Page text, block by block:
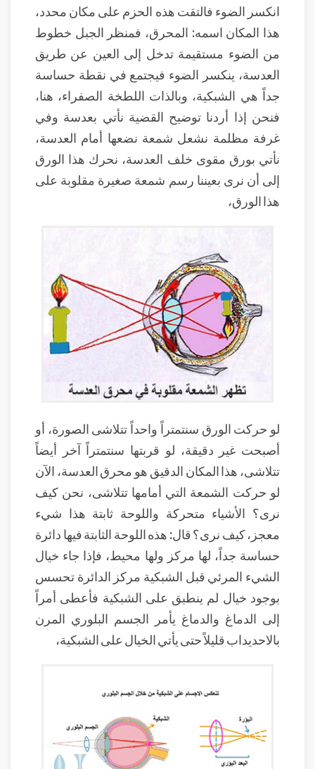
انكسر الضوء فالتقت هذه الحزم على مكان محدد،
هذا المكان اسمه: المحرق، فمنظر الجبل خطوط
من الضوء مستقيمة تدخل إلى العين عن طريق
العدسة، ينكسر الضوء فيجتمع في نقطة حساسة
جداً هي الشبكية، وبالذات اللطخة الصفراء، هنا،
فنحن إذا أردنا توضيح القضية نأتي بعدسة وفي
غرفة مظلمة نشعل شمعة نضعها أمام العدسة،
نأتي بورق مقوى خلف العدسة، نحرك هذا الورق
إلى أن نرى بعيننا رسم شمعة صغيرة مقلوبة على
هذا الورق،
لو حركت الورق سنتمتراً واحداً تتلاشى الصورة، أو
أصبحت غير دقيقة، لو قربتها سنتمتراً آخر أيضاً
تتلاشى، هذا المكان الدقيق هو محرق العدسة، الآن
لو حركت الشمعة التي أمامها تتلاشى، نحن كيف
نرى؟ الأشياء متحركة واللوحة ثابتة هذا شيء
معجز، كيف نرى؟ قال: هذه اللوحة الثابتة فيها دائرة
حساسة جداً، لها مركز ولها محيط، فإذا جاء خيال
الشيء المرئي قبل الشبكية مركز الدائرة تحسس
بوجود خيال لم ينطبق على الشبكية فأعطى أمراً
إلى الدماغ والدماغ يأمر الجسم البلوري المرن
بالاحديداب قليلاً حتى يأتي الخيال على الشبكية،